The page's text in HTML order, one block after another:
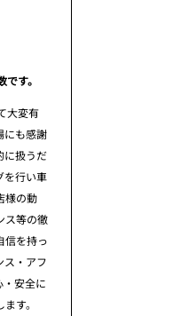
す。
大変有
にも感謝
に扱うだ
を行い車
様の動
ス等の徹
信を持っ
ス・アフ
・安全に
す。